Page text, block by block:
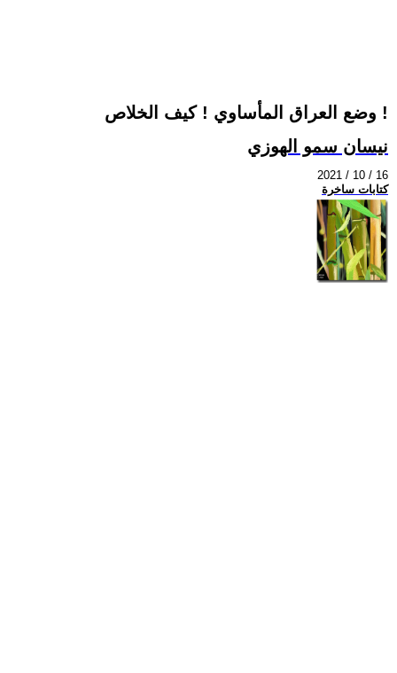
وضع العراق المأساوي ! كيف الخلاص !
نيسان سمو الهوزي
2021 / 10 / 16
كتابات ساخرة